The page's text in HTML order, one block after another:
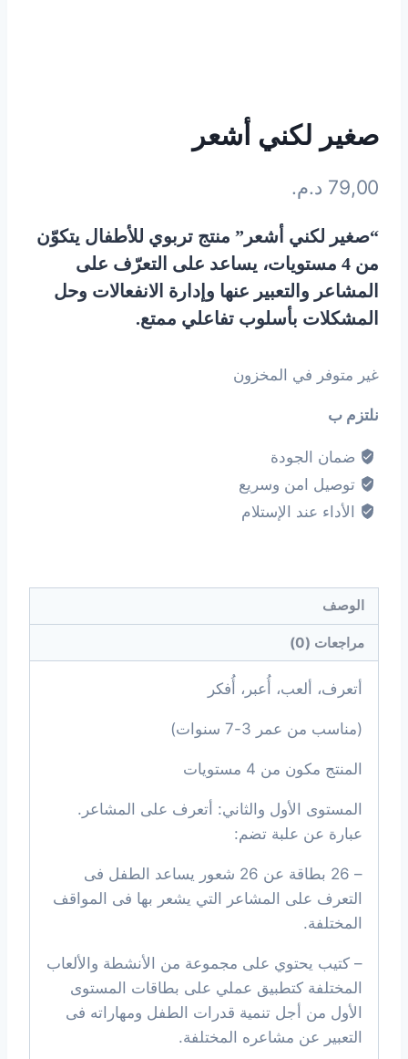
صغير لكني أشعر
79,00 د.م.
“صغير لكني أشعر” منتج تربوي للأطفال يتكوّن
من 4 مستويات، يساعد على التعرّف على
المشاعر والتعبير عنها وإدارة الانفعالات وحل
المشكلات بأسلوب تفاعلي ممتع.
غير متوفر في المخزون
نلتزم ب
ضمان الجودة
توصيل امن وسريع
الأداء عند الإستلام
الوصف
مراجعات (0)
أتعرف، ألعب، أُعبر، أُفكر
(مناسب من عمر 3-7 سنوات)
المنتج مكون من 4 مستويات
المستوى الأول والثاني: أتعرف على المشاعر.
عبارة عن علبة تضم:
– 26 بطاقة عن 26 شعور يساعد الطفل فى
التعرف على المشاعر التي يشعر بها فى المواقف
المختلفة.
– كتيب يحتوي على مجموعة من الأنشطة والألعاب
المختلفة كتطبيق عملي على بطاقات المستوى
الأول من أجل تنمية قدرات الطفل ومهاراته فى
التعبير عن مشاعره المختلفة.